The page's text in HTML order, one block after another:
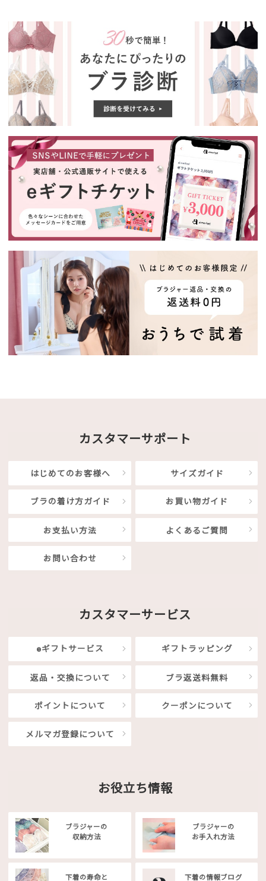
カスタマーサポート
はじめてのお客様へ サイズガイド
ブラの着け方ガイド お買い物ガイド
お支払い方法 よくあるご質問
お問い合わせ
カスタマーサービス
eギフトサービス ギフトラッピング
返品・交換について ブラ返送料無料
ポイントについて クーポンについて
メルマガ登録について
お役立ち情報
ブラジャーの
収納方法
ブラジャーの
お手入れ方法
下着の寿命と 下着の情報ブログ